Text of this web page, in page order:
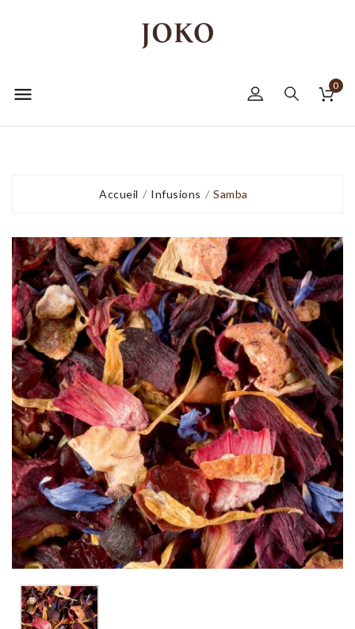
 0
Accueil Infusions Samba